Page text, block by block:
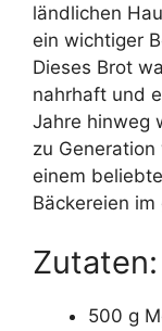
ländlichen
ein wichtiger
Dieses Brot
nahrhaft und
Jahre hinweg
zu
einem
Bäckereien
Zutaten:
500 g